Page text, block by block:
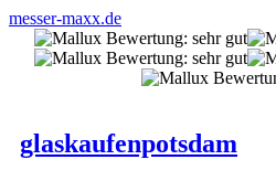
messer-maxx.de
glaskaufenpotsdam